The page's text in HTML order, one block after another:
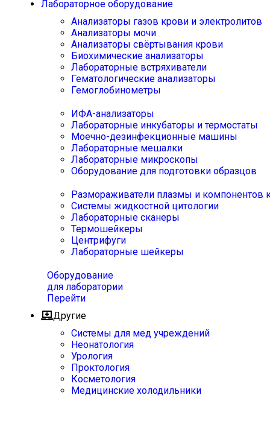
Лабораторное оборудование
Анализаторы газов крови и электролитов
Анализаторы мочи
Анализаторы свёртывания крови
Биохимические анализаторы
Лабораторные встряхиватели
Гематологические анализаторы
Гемоглобинометры
ИФА-анализаторы
Лабораторные инкубаторы и термостаты
Моечно-дезинфекционные машины
Лабораторные мешалки
Лабораторные микроскопы
Оборудование для подготовки образцов
Размораживатели плазмы и компонентов
Системы жидкостной цитологии
Лабораторные сканеры
Термошейкеры
Центрифуги
Лабораторные шейкеры
Оборудование
для лаборатории
Перейти
Другие
Системы для мед учреждений
Неонатология
Урология
Проктология
Косметология
Медицинские холодильники